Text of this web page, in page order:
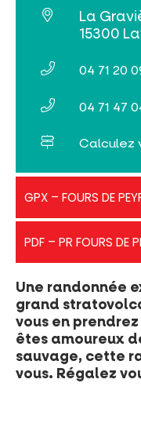
Une randonnée
grand
vous en
êtes amoureux
sauvage, cette
vous. Régalez
La
15300
04 71 20
04 71 47
Calculez
GPX – FOURS DE
Vert
Les
Fours
Arse
PDF – PR FOURS DE
Fours
de
Peyre
Arse